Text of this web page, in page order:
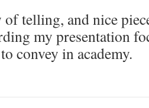
of telling, and nice
my presentation
convey in academy.